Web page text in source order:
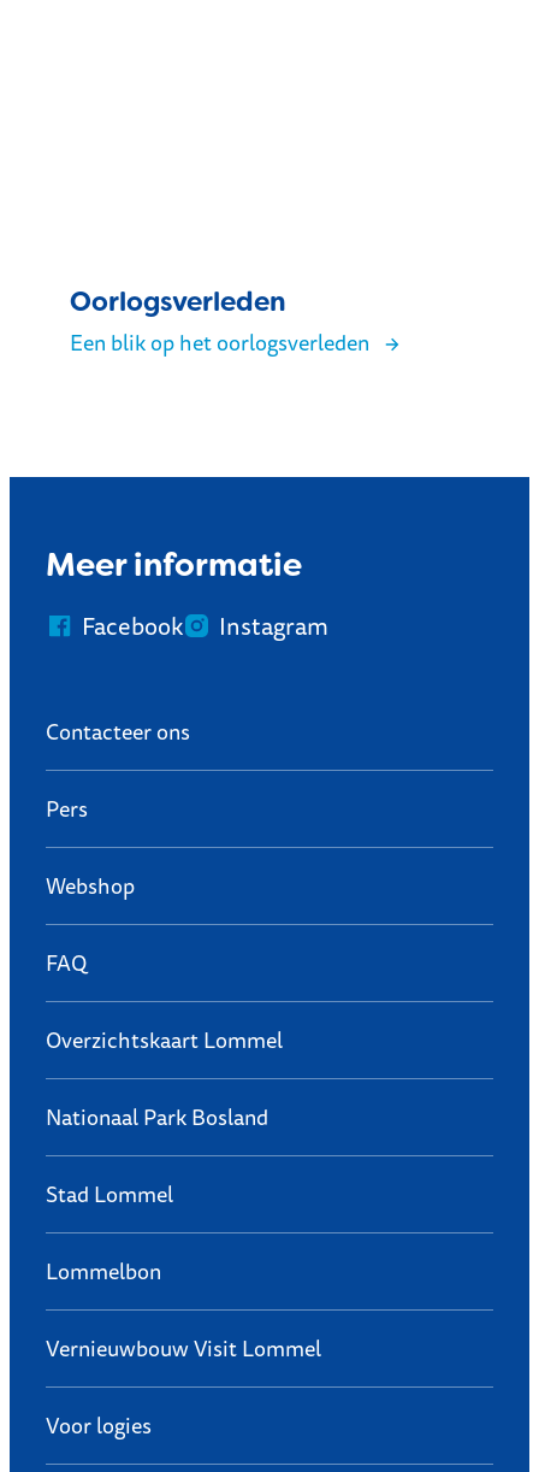
Oorlogsverleden
Een blik op het oorlogsverleden
Meer informatie
Facebook Instagram
Contacteer ons
Pers
Webshop
FAQ
Overzichtskaart Lommel
Nationaal Park Bosland
Stad Lommel
Lommelbon
Vernieuwbouw Visit Lommel
Voor logies